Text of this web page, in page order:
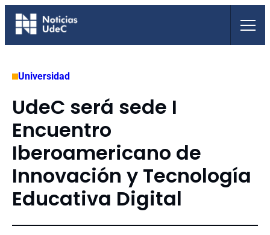
Saltar
Universidad
UdeC será sede I
Encuentro
Iberoamericano de
Innovación y Tecnología
Educativa Digital